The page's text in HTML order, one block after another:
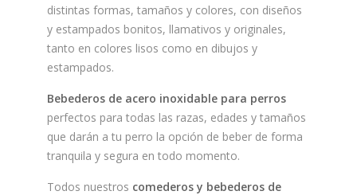
distintas formas, tamaños y colores, con diseños
y estampados bonitos, llamativos y originales,
tanto en colores lisos como en dibujos y
estampados.
Bebederos de acero inoxidable para perros
perfectos para todas las razas, edades y tamaños
que darán a tu perro la opción de beber de forma
tranquila y segura en todo momento.
Todos nuestros comederos y bebederos de